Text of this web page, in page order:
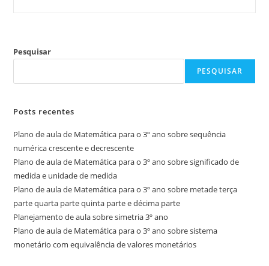
Pesquisar
PESQUISAR
Posts recentes
Plano de aula de Matemática para o 3º ano sobre sequência
numérica crescente e decrescente
Plano de aula de Matemática para o 3º ano sobre significado de
medida e unidade de medida
Plano de aula de Matemática para o 3º ano sobre metade terça
parte quarta parte quinta parte e décima parte
Planejamento de aula sobre simetria 3º ano
Plano de aula de Matemática para o 3º ano sobre sistema
monetário com equivalência de valores monetários